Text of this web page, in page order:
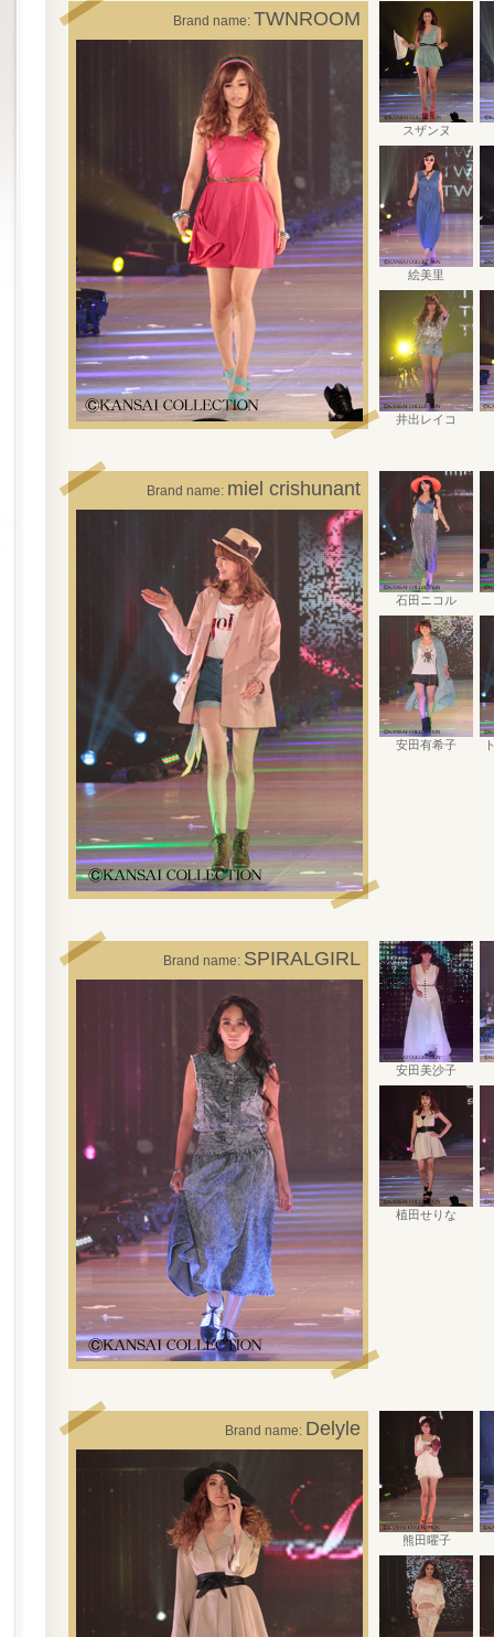
Brand name: TWNROOM
スザンヌ
絵美里
井出レイコ
Brand name: miel crishunant
石田ニコル
安田有希子
Brand name: SPIRALGIRL
安田美沙子
植田せりな
Brand name: Delyle
熊田曜子